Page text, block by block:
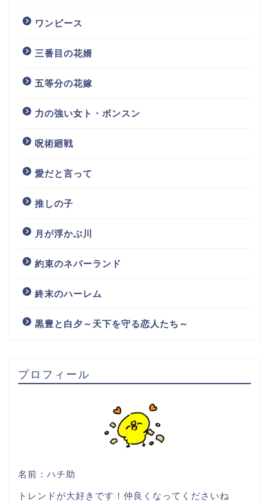
ワンピース
三番目の花婿
五等分の花嫁
力の強い女ト・ボンスン
呪術廻戦
愛だと言って
推しの子
月が浮かぶ川
約束のネバーランド
終末のハーレム
黒豊と白夕～天下を守る恋人たち～
プロフィール
名前：ハチ助
トレンドが大好きです！仲良くなってくださいね